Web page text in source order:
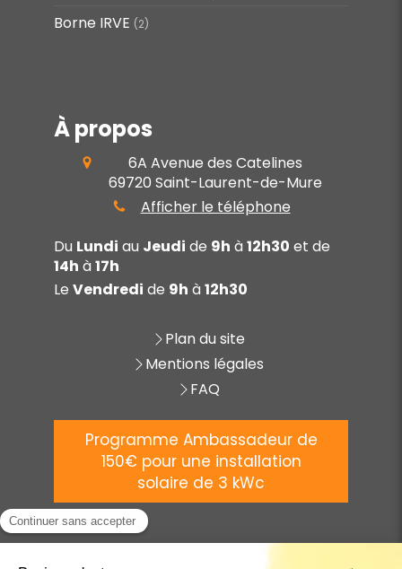
Borne IRVE (2)
À propos
6A Avenue des Catelines
69720 Saint-Laurent-de-Mure
Afficher le téléphone
Du Lundi au Jeudi de 9h à12h30 et de
14h à17h
Le Vendredi de 9h à12h30
Plan du site
Mentions légales
FAQ
Programme Ambassadeur de
150€ pour une installation
solaire de 3 kWc